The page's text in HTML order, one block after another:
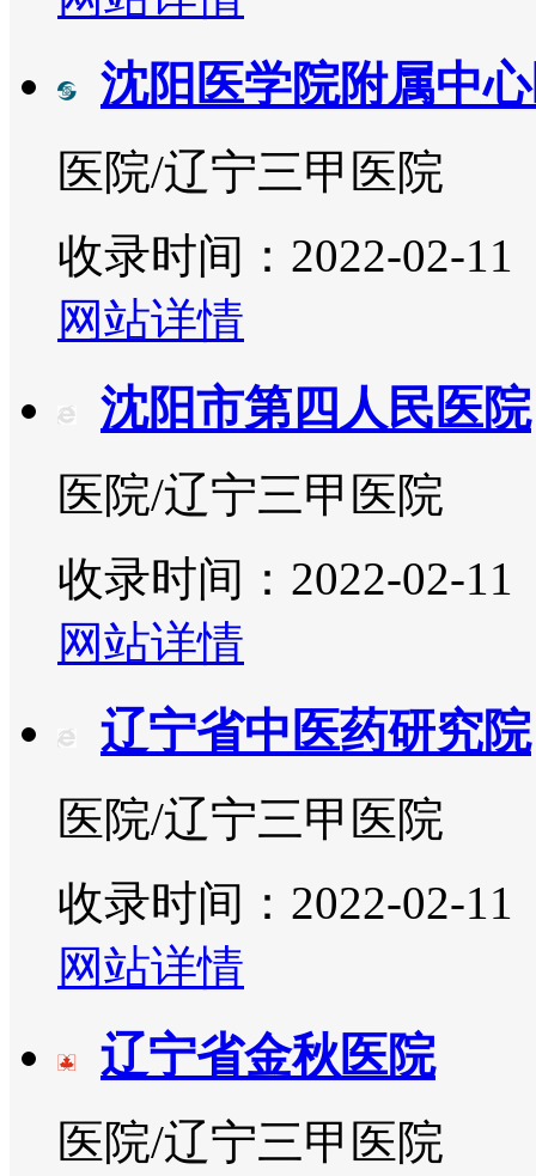
沈阳医学院附属中
医院/辽宁三甲医院
收录时间：2022-02-11
网站详情
沈阳市第四人民医院
医院/辽宁三甲医院
收录时间：2022-02-11
网站详情
辽宁省中医药研究院
医院/辽宁三甲医院
收录时间：2022-02-11
网站详情
辽宁省金秋医院
医院/辽宁三甲医院